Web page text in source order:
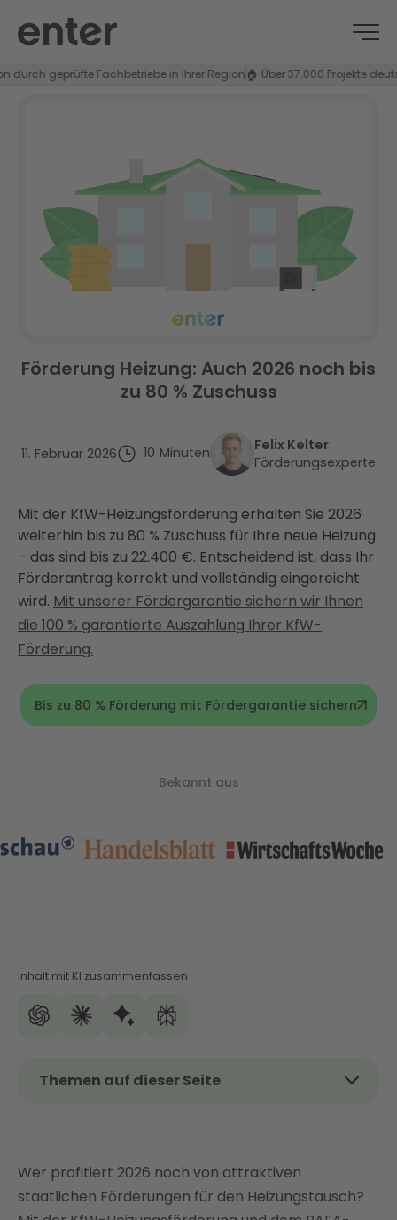
geprüfte Fachbetriebe in Ihrer Region🏠 Über 37.000 Projekte
Förderung Heizung: Auch 2026 noch bis
zu 80 % Zuschuss
11. Februar 2026 10 Minuten
Felix Kelter
Förderungsexperte
Mit der KfW-Heizungsförderung erhalten Sie 2026
weiterhin bis zu 80 % Zuschuss für Ihre neue Heizung
– das sind bis zu 22.400 €. Entscheidend ist, dass Ihr
Förderantrag korrekt und vollständig eingereicht
wird. Mit unserer Fördergarantie sichern wir Ihnen
die 100 % garantierte Auszahlung Ihrer KfW-
Förderung.
Bis zu 80 % Förderung mit Fördergarantie sichern
Bekannt aus
Inhalt mit KI zusammenfassen
Themen auf dieser Seite
BAFA im Überblick
BEG EM 2026: Alle Heizungsförderprogramme im
Detail
Wer profitiert 2026 noch von attraktiven
staatlichen Förderungen für den Heizungstausch?